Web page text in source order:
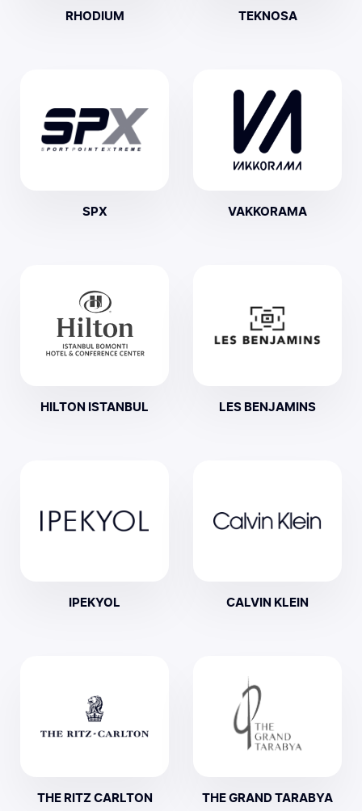
RHODIUM TEKNOSA
SPX VAKKORAMA
HILTON ISTANBUL LES BENJAMINS
IPEKYOL CALVIN KLEIN
THE RITZ CARLTON
THE GRAND TARABYA